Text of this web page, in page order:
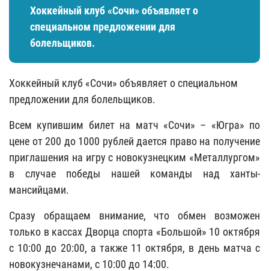
Хоккейный клуб «Сочи» объявляет о
специальном предложении для
болельщиков.
Хоккейный клуб «Сочи» объявляет о специальном
предложении для болельщиков.
Всем купившим билет на матч «Сочи» – «Югра» по
цене от 200 до 1000 рублей дается право на получение
приглашения на игру с новокузнецким «Металлургом»
в случае победы нашей команды над ханты-
мансийцами.
Сразу обращаем внимание, что обмен возможен
только в кассах Дворца спорта «Большой» 10 октября
с 10:00 до 20:00, а также 11 октября, в день матча с
новокузнечанами, с 10:00 до 14:00.